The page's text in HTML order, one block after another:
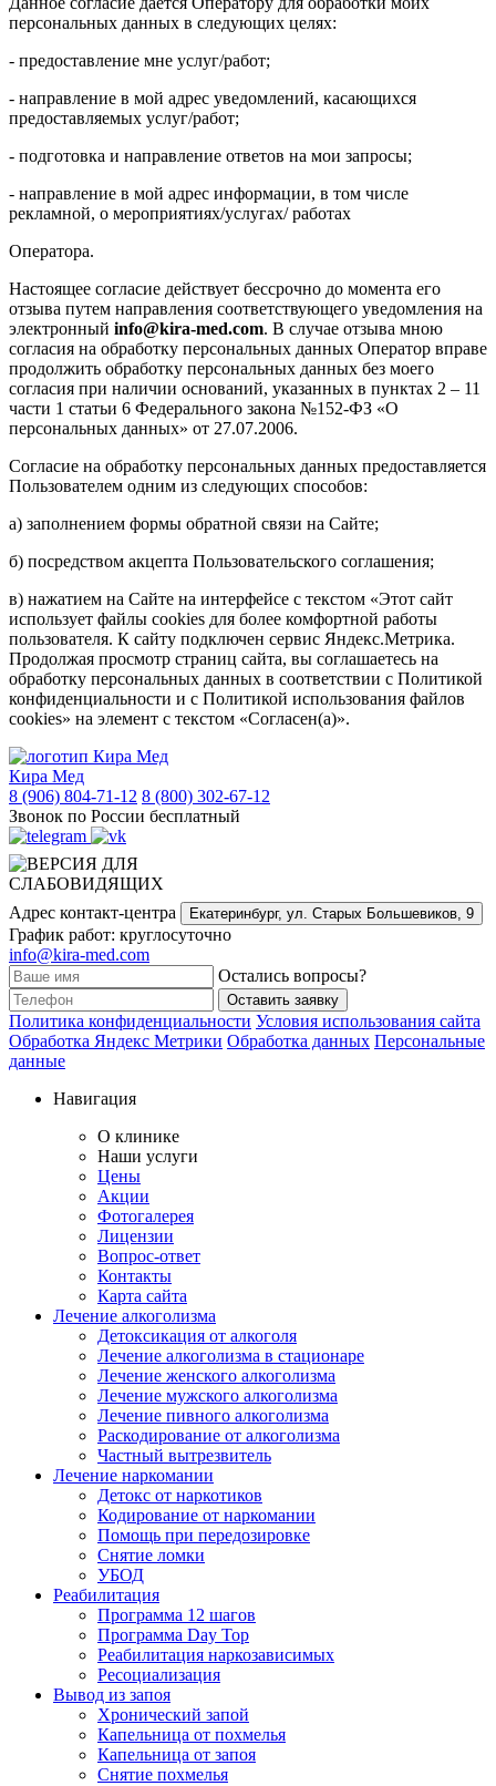
персональных данных в следующих целях:
- предоставление мне услуг/работ;
- направление в мой адрес уведомлений, касающихся
предоставляемых услуг/работ;
- подготовка и направление ответов на мои запросы;
- направление в мой адрес информации, в том числе
рекламной, о мероприятиях/услугах/ работах
Оператора.
Настоящее согласие действует бессрочно до момента его
отзыва путем направления соответствующего уведомления на
электронный info@kira-med.com. В случае отзыва мною
согласия на обработку персональных данных Оператор вправе
продолжить обработку персональных данных без моего
согласия при наличии оснований, указанных в пунктах 2 – 11
части 1 статьи 6 Федерального закона №152-ФЗ «О
персональных данных» от 27.07.2006.
Согласие на обработку персональных данных предоставляется
Пользователем одним из следующих способов:
а) заполнением формы обратной связи на Сайте;
б) посредством акцепта Пользовательского соглашения;
в) нажатием на Сайте на интерфейсе с текстом «Этот сайт
использует файлы cookies для более комфортной работы
пользователя. К сайту подключен сервис Яндекс.Метрика.
Продолжая просмотр страниц сайта, вы соглашаетесь на
обработку персональных данных в соответствии с Политикой
конфиденциальности и с Политикой использования файлов
cookies» на элемент с текстом «Согласен(а)».
Кира Мед
8 (906) 804-71-12 8 (800) 302-67-12
Звонок по России бесплатный
Адрес контакт-центра Екатеринбург, ул. Старых Большевиков, 9
График работ: круглосуточно
info@kira-med.com
Остались вопросы?
Оставить заявку
Политика конфиденциальности Условия использования сайта
Обработка Яндекс Метрики Обработка данных Персональные
данные
Навигация
О клинике
Наши услуги
Цены
Акции
Фотогалерея
Лицензии
Вопрос-ответ
Контакты
Карта сайта
Лечение алкоголизма
Детоксикация от алкоголя
Лечение алкоголизма в стационаре
Лечение женского алкоголизма
Лечение мужского алкоголизма
Лечение пивного алкоголизма
Раскодирование от алкоголизма
Частный вытрезвитель
Лечение наркомании
Детокс от наркотиков
Кодирование от наркомании
Помощь при передозировке
Снятие ломки
УБОД
Реабилитация
Программа 12 шагов
Программа Day Top
Реабилитация наркозависимых
Ресоциализация
Вывод из запоя
Хронический запой
Капельница от похмелья
Капельница от запоя
Снятие похмелья